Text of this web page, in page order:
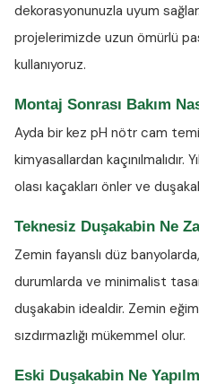
dekorasyonunuzla uyum
projelerimizde uzun ömürlü
kullanıyoruz.
Montaj Sonrası Bakım
Ayda bir kez pH nötr cam
kimyasallardan kaçınılmalıdır.
olası kaçakları önler ve
Teknesiz Duşakabin Ne
Zemin fayanslı düz
durumlarda ve minimalist
duşakabin idealdir. Zemin
sızdırmazlığı mükemmel olur.
Eski Duşakabin Ne